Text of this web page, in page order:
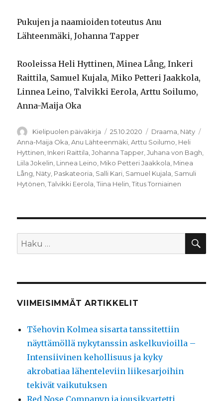
Pukujen ja naamioiden toteutus Anu
Lähteenmäki, Johanna Tapper
Rooleissa Heli Hyttinen, Minea Lång, Inkeri
Raittila, Samuel Kujala, Miko Petteri Jaakkola,
Linnea Leino, Talvikki Eerola, Arttu Soilumo,
Anna-Maija Oka
Kirjoittaja
Kielipuolen päiväkirja Julkaistu
25.10.2020 Kategoriat
Draama Näty
Anna-Maija Oka ,Anu Lähteenmäki ,Arttu Soilumo Heli
Hyttinen Inkeri Raittila ,Johanna Tapper ,Juhana von Bagh
Liila Jokelin Linnea Leino Miko Petteri Jaakkola Minea
Lång Näty Paskateoria Salli Kari Samuel Kujala Samuli
Hytönen ,Talvikki Eerola ,Tiina Helin ,Titus Torniainen
Etsi:
VIIMEISIMMÄT ARTIKKELIT
Tšehovin Kolmea sisarta tanssitettiin
näyttämöllä nykytanssin askelkuvioilla –
Intensiivinen kehollisuus ja kyky
akrobatiaa lähenteleviin liikesarjoihin
tekivät vaikutuksen